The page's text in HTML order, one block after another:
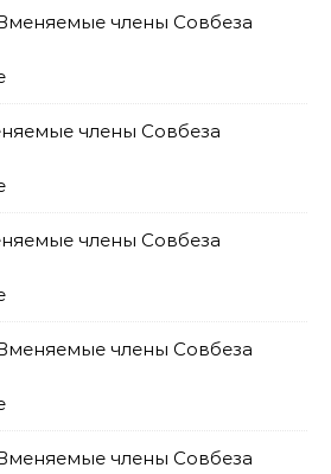
члены Совбеза
члены Совбеза
члены Совбеза
члены Совбеза
члены Совбеза